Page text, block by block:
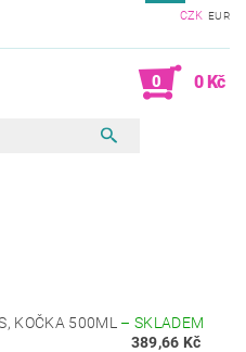
CZK EUR
0 0 Kč
KOČKA 500ML – SKLADEM
389,66 Kč